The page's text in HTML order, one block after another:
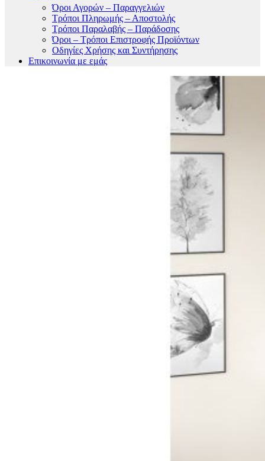
Όροι Αγορών – Παραγγελιών
Τρόποι Πληρωμής – Αποστολής
Τρόποι Παραλαβής – Παράδοσης
Όροι – Τρόποι Επιστροφής Προϊόντων
Οδηγίες Χρήσης και Συντήρησης
Επικοινωνία με εμάς